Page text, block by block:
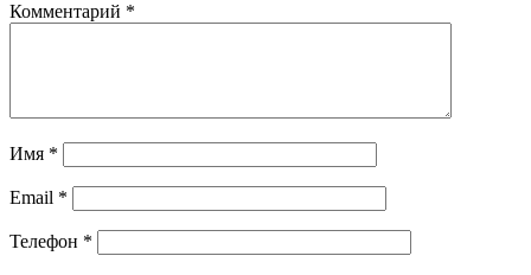
Комментарий *
Имя *
Email *
Телефон *